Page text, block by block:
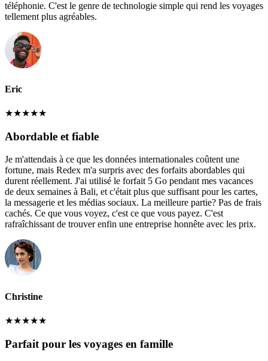
téléphonie. C'est le genre de technologie simple qui rend les voyages
tellement plus agréables.
Eric
★★★★★
Abordable et fiable
Je m'attendais à ce que les données internationales coûtent une
fortune, mais Redex m'a surpris avec des forfaits abordables qui
durent réellement. J'ai utilisé le forfait 5 Go pendant mes vacances
de deux semaines à Bali, et c'était plus que suffisant pour les cartes,
la messagerie et les médias sociaux. La meilleure partie? Pas de frais
cachés. Ce que vous voyez, c'est ce que vous payez. C'est
rafraîchissant de trouver enfin une entreprise honnête avec les prix.
Christine
★★★★★
Parfait pour les voyages en famille